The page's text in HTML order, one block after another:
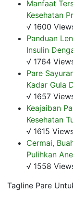
Manfaat
Kesehatan
√ 1600
Panduan
Insulin
√ 1764
Pare
Kadar Gula
√ 1657
Keajaiban
Kesehatan
√ 1615
Cermai,
Pulihkan
√ 1558
Tagline Pare